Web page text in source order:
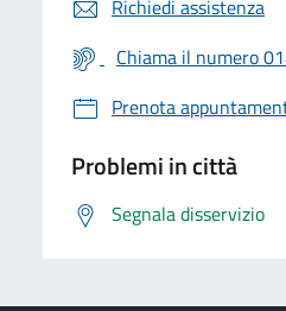
Richiedi assistenza
Chiama il numero
Prenota
Problemi in città
Segnala disservizio